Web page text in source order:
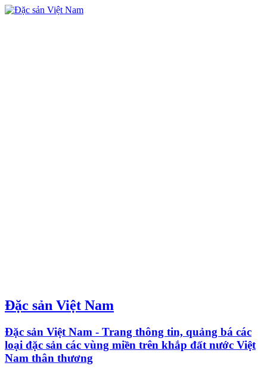
Đặc sản Việt Nam
Đặc sản Việt Nam - Trang thông tin, quảng bá các
loại đặc sản các vùng miền trên khắp đất nước Việt
Nam thân thương